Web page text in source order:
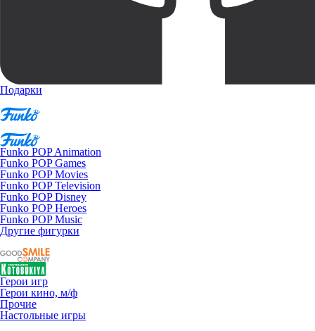
Подарки
Funko POP Animation
Funko POP Games
Funko POP Movies
Funko POP Television
Funko POP Disney
Funko POP Heroes
Funko POP Music
Другие фигурки
Герои игр
Герои кино, м/ф
Прочие
Настольные игры